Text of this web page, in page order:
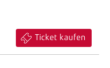
Ticket kaufen